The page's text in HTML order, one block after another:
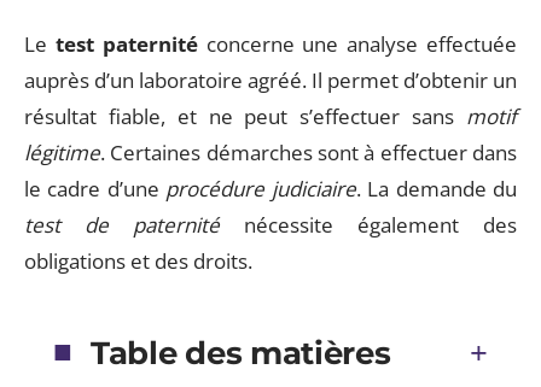
Le test paternitéconcerne une analyse effectuée
auprès d’un laboratoire agréé. Il permet d’obtenir un
résultat fiable, et ne peut s’effectuer sans motif
légitime. Certaines démarches sont à effectuer dans
le cadre d’une procédure judiciaire. La demande du
test de paterniténécessite également des
obligations et des droits.
Table des matières